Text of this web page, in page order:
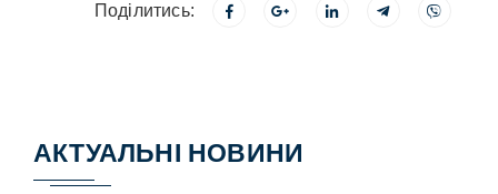
Поділитись:
АКТУАЛЬНІ НОВИНИ